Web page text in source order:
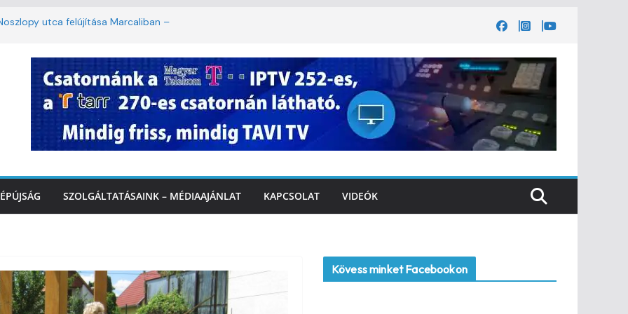
utca felújítása Marcaliban –
lakossági felháborodást váltott ki a
Marcaliban – VIDEÓ
a Balatonnál – az első félidő végén
SZOLGÁLTATÁSAINK – MÉDIAAJÁNLAT KAPCSOLAT VIDEÓK
Kövess minket Facebookon